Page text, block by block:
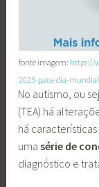
fonte imagem: https://
2023-para-dia-
No autismo, ou
(TEA) há
há
umasérie de
diagnóstico e